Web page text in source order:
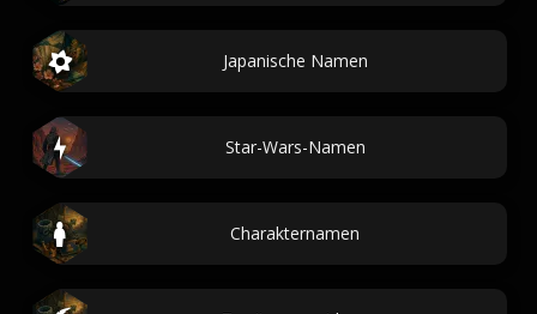
Japanische Namen
Star-Wars-Namen
Charakternamen